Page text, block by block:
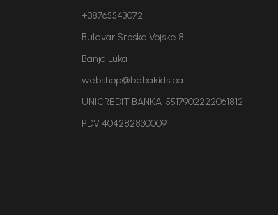
+38765543072
Bulevar Srpske Vojske 8
Banja Luka
webshop@bebakids.ba
UNICREDIT BANKA 5517902222061812
PDV 404282830009